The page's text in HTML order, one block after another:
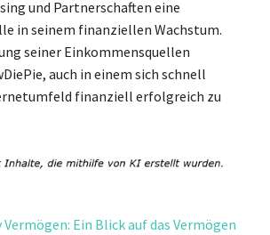
und Partnerschaften eine
in seinem finanziellen Wachstum.
seiner Einkommensquellen
auch in einem sich schnell
finanziell erfolgreich zu
Ein Blick auf das Vermögen